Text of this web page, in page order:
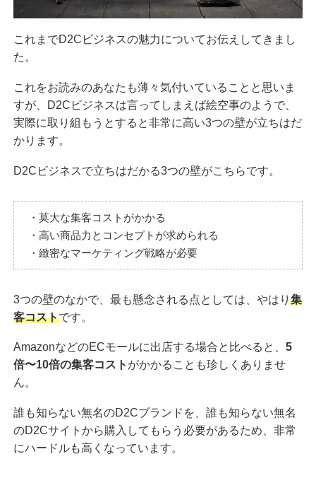
これまでD2Cビジネスの魅力についてお伝えしてきまし
た。
これをお読みのあなたも薄々気付いていることと思いま
すが、D2Cビジネスは言ってしまえば絵空事のようで、
実際に取り組もうとすると非常に高い3つの壁が立ちはだ
かります。
D2Cビジネスで立ちはだかる3つの壁がこちらです。
・莫大な集客コストがかかる
・高い商品力とコンセプトが求められる
・緻密なマーケティング戦略が必要
3つの壁のなかで、最も懸念される点としては、やはり 集
客コストです。
AmazonなどのECモールに出店する場合と比べると、 5
倍〜10倍の集客コスト がかかることも珍しくありませ
ん。
誰も知らない無名のD2Cブランドを、誰も知らない無名
のD2Cサイトから購入してもらう必要があるため、非常
にハードルも高くなっています。